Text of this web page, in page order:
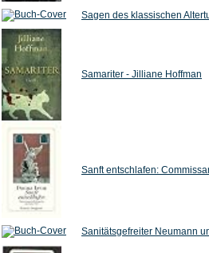
Sagen des klassischen
Samariter - Jilliane Hoffman
Sanft entschlafen:
Sanitätsgefreiter Neumann